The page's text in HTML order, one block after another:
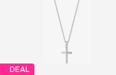
DEAL